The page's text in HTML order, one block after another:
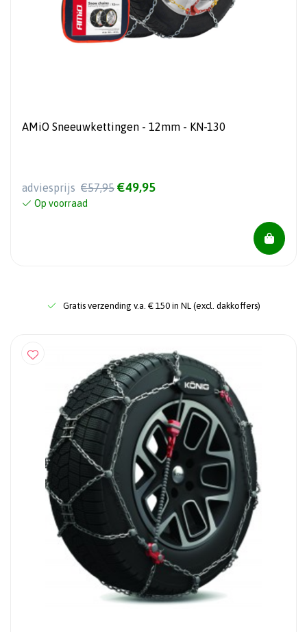
AMiO Sneeuwkettingen - 12mm - KN-130
adviesprijs €57,95 €49,95
Op voorraad
Gratis verzending v.a. € 150 in NL (excl. dakkoffers)